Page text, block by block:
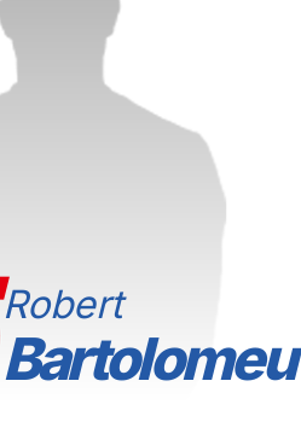
Robert
Bartolomeu